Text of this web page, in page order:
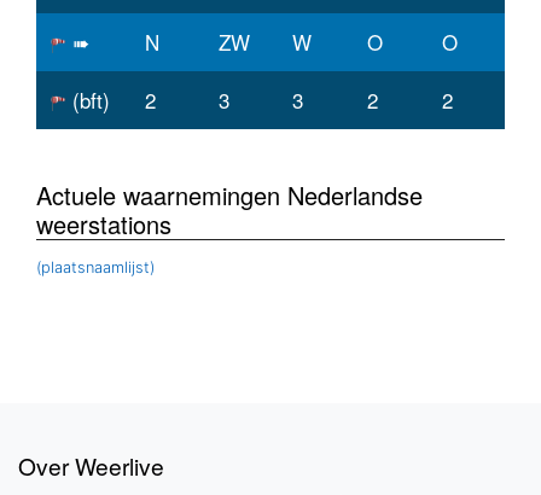
➠ N ZW W O
O
(bft)
2 3 3 2 2
Actuele waarnemingen Nederlandse
weerstations
(plaatsnaamlijst)
Over Weerlive